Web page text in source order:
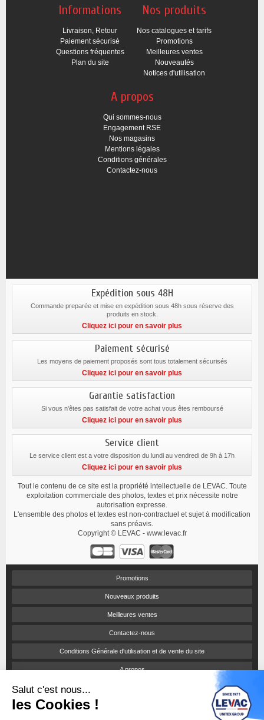
Informations
Livraison, Retour
Paiement sécurisé
Questions fréquentes
Plan du site
Nos produits
Nos catalogues et tarifs
Promotions
Meilleures ventes
Nouveautés
Notices d'utilisation
A propos
Qui sommes-nous
Engagement RSE
Nos magasins
Mentions légales
Conditions générales
Contactez-nous
Expédition sous 48H
Commande preparée et mise en expédition sous 48h sous réserve des
produits en stock.
Cliquez ici pour en savoir plus
Paiement sécurisé
Les moyens de paiement proposés sont tous totalement sécurisés
Cliquez ici pour en savoir plus
Garantie satisfaction
Si vous n'êtes pas satisfait de votre achat vous êtes remboursé
Cliquez ici pour en savoir plus
Service client
Le service client est a votre disposition du lundi au vendredi de 9h à 17h
Cliquez ici pour en savoir plus
Tout le contenu de ce site est la propriété intellectuelle de LEVAC. Toute
exploitation commerciale des photos, textes et prix nécessite notre
autorisation expresse.
L'ensemble des photos et textes est non-contractuel et sujet à modification
sans préavis.
Copyright © LEVAC - www.levac.fr
Promotions
Nouveaux produits
Meilleures ventes
Contactez-nous
Conditions Générale d'utilisation et de vente du site
A propos
Politique de confidentialité
Salut c'est nous...
les Cookies !